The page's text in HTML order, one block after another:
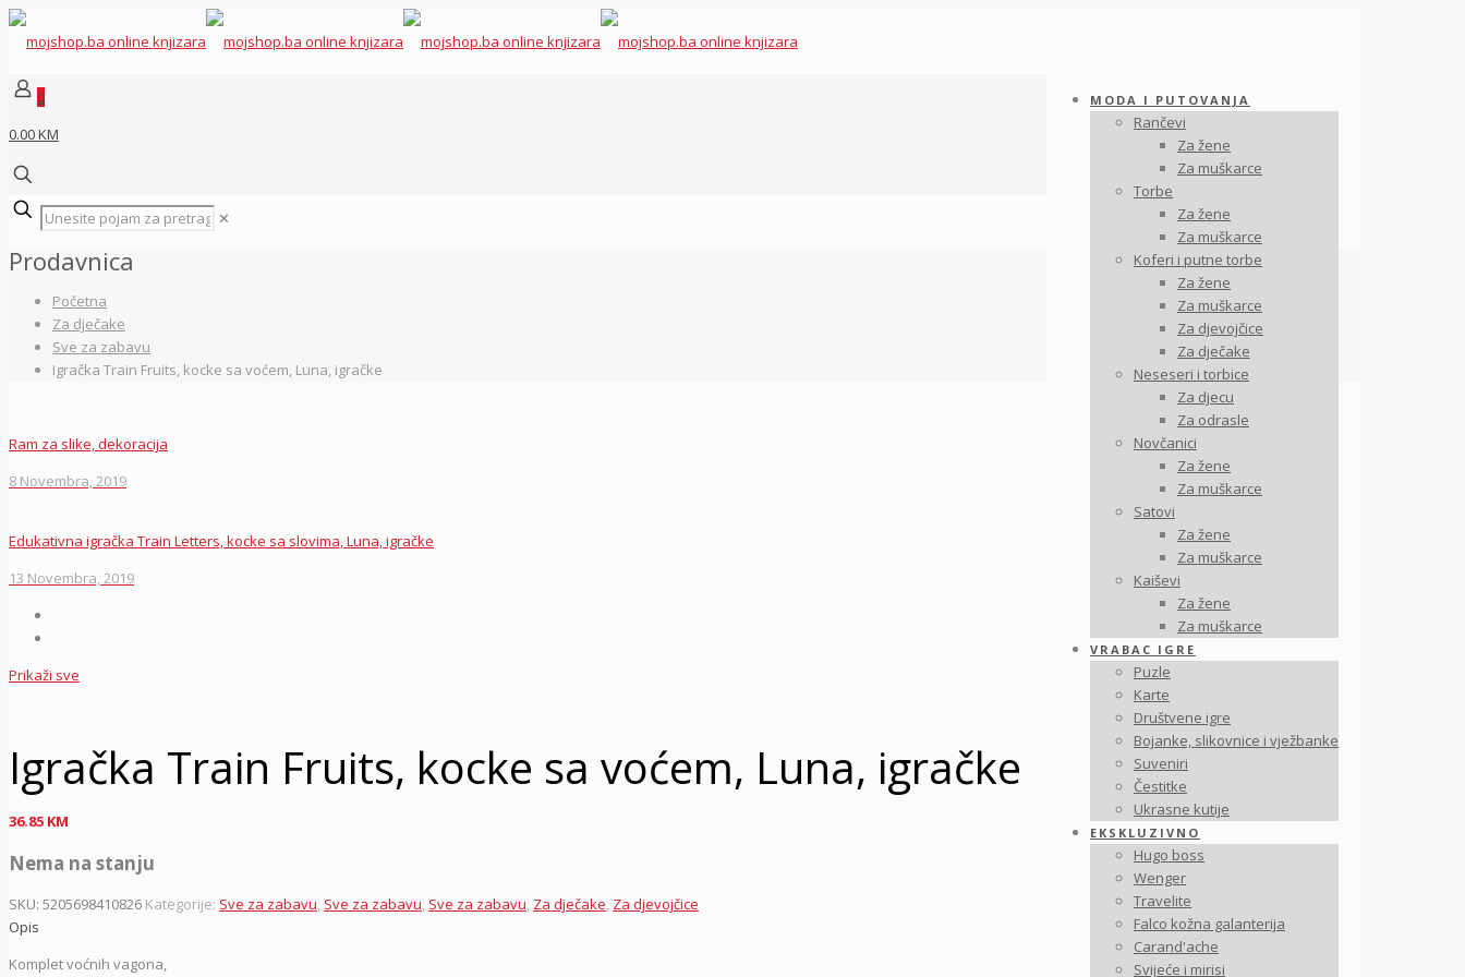
MODA I PUTOVANJA
Rančevi
Za žene
Za muškarce
Torbe
Za žene
Za muškarce
Koferi i putne torbe
Za žene
Za muškarce
Za djevojčice
Za dječake
Neseseri i torbice
Za djecu
Za odrasle
Novčanici
Za žene
Za muškarce
Satovi
Za žene
Za muškarce
Kaiševi
Za žene
Za muškarce
VRABAC IGRE
Puzle
Karte
Društvene igre
Bojanke, slikovnice i vježbanke
Suveniri
Čestitke
Ukrasne kutije
EKSKLUZIVNO
Hugo boss
Wenger
Travelite
Falco kožna galanterija
Carand'ache
Svijeće i mirisi
0
0.00 KM
✕
Prodavnica
Početna
Za dječake
Sve za zabavu
Igračka Train Fruits, kocke sa voćem, Luna, igračke
Ram za slike, dekoracija
8 Novembra, 2019
Edukativna igračka Train Letters, kocke sa slovima, Luna, igračke
13 Novembra, 2019
Prikaži sve
Igračka Train Fruits, kocke sa voćem, Luna, igračke
36.85 KM
Nema na stanju
SKU: 5205698410826 Kategorije: Sve za zabavu, Sve za zabavu, Sve za zabavu, Za dječake, Za djevojčice
Opis
Komplet voćnih vagona,